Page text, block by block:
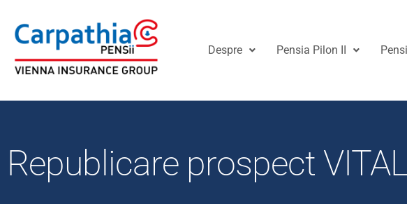
Despre Pensia Pilon II
Republicare prospect VITAL